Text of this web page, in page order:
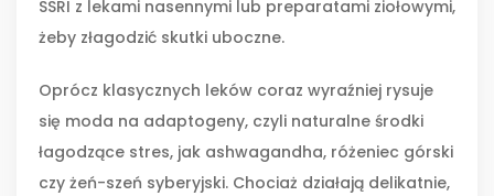
SSRI z lekami nasennymi lub preparatami ziołowymi,
żeby złagodzić skutki uboczne.
Oprócz klasycznych leków coraz wyraźniej rysuje
się moda na adaptogeny, czyli naturalne środki
łagodzące stres, jak ashwagandha, różeniec górski
czy żeń-szeń syberyjski. Chociaż działają delikatnie,